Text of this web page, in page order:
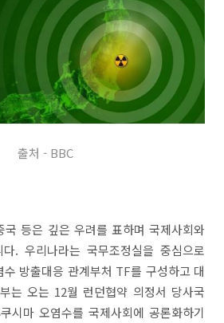
출처 - BBC
국 등은 깊은 우려를 표하며 국제사회와
. 우리나라는 국무조정실을 중심으로
방출대응 관계부처 TF를 구성하고 대
는 오는 12월 런던협약 의정서 당사국
시마 오염수를 국제사회에 공론화하기